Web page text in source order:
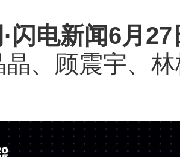
·闪电新闻6月27
、顾震宇、